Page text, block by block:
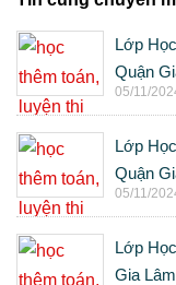
Lớp
Quận
05/11/
Lớp
Quận
05/11/
Lớp
Gia Lâm